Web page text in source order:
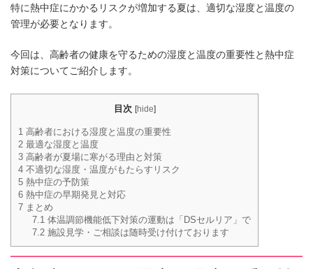
特に熱中症にかかるリスクが増加する夏は、適切な湿度と温度の
管理が必要となります。
今回は、高齢者の健康を守るための湿度と温度の重要性と熱中症
対策についてご紹介します。
目次 [hide]
1 高齢者における湿度と温度の重要性
2 最適な湿度と温度
3 高齢者が夏場に寒がる理由と対策
4 不適切な湿度・温度がもたらすリスク
5 熱中症の予防策
6 熱中症の早期発見と対応
7 まとめ
7.1体温調節機能低下対策の運動は「DSセルリア」で
7.2施設見学・ご相談は随時受け付けております